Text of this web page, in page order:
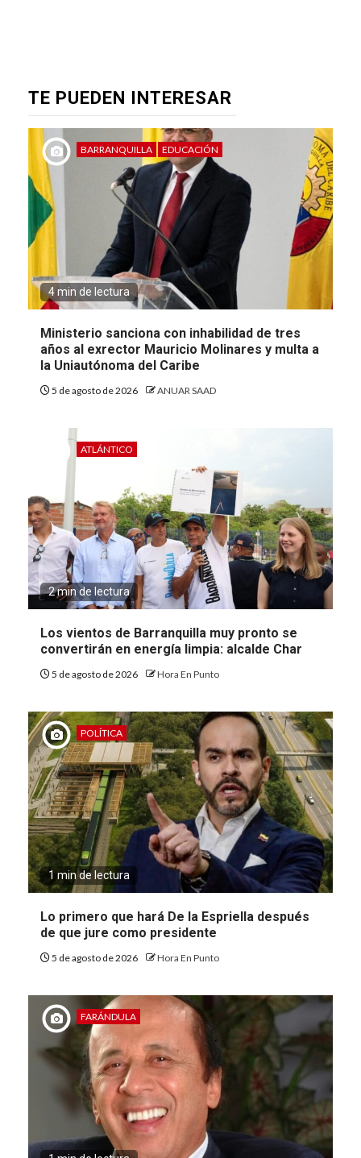
TE PUEDEN INTERESAR
BARRANQUILLA EDUCACIÓN
4 min de lectura
Ministerio sanciona con inhabilidad de tres
años al exrector Mauricio Molinares y multa a
la Uniautónoma del Caribe
5 de agosto de 2026 ANUAR SAAD
ATLÁNTICO
2 min de lectura
Los vientos de Barranquilla muy pronto se
convertirán en energía limpia: alcalde Char
5 de agosto de 2026 Hora En Punto
POLÍTICA
1 min de lectura
Lo primero que hará De la Espriella después
de que jure como presidente
5 de agosto de 2026 Hora En Punto
FARÁNDULA